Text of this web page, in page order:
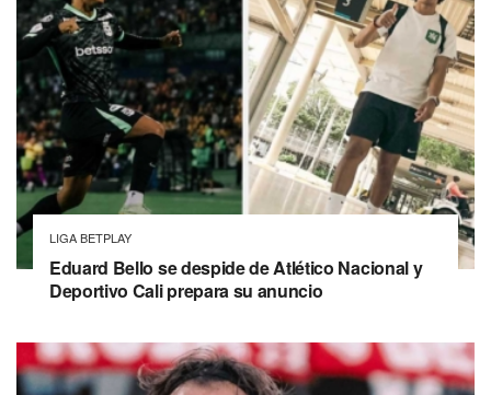
LIGA BETPLAY
Eduard Bello se despide de Atlético Nacional y
Deportivo Cali prepara su anuncio